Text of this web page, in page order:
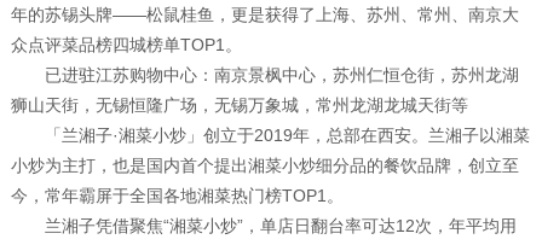
年的苏锡头牌——松鼠桂鱼，更是获得了上海、苏州、常州、南京大
众点评菜品榜四城榜单TOP1。
已进驻江苏购物中心：南京景枫中心，苏州仁恒仓街，苏州龙湖
狮山天街，无锡恒隆广场，无锡万象城，常州龙湖龙城天街等
「兰湘子·湘菜小炒」创立于2019年，总部在西安。兰湘子以湘菜
小炒为主打，也是国内首个提出湘菜小炒细分品的餐饮品牌，创立至
今，常年霸屏于全国各地湘菜热门榜TOP1。
兰湘子凭借聚焦“湘菜小炒”，单店日翻台率可达12次，年平均用